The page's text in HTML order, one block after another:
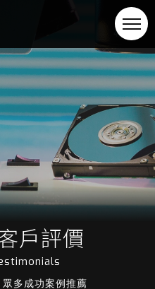
戶評價
多成功案例推薦